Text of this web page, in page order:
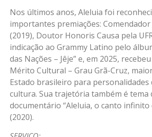
Nos últimos anos, Aleluia foi
importantes premiações: Comendador
(2019), Doutor Honoris Causa pela
indicação ao Grammy Latino pelo
das Nações – Jêje” e, em 2025,
Mérito Cultural – Grau Grã-Cruz,
Estado brasileiro para personalidades
cultura. Sua trajetória também é tema
documentário “Aleluia, o canto infinito
(2020).